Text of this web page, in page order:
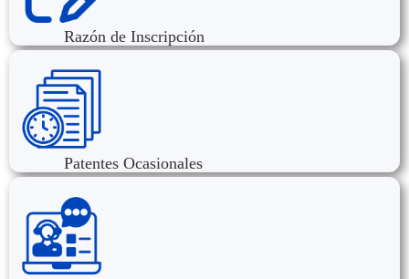
Razón de Inscripción
Patentes Ocasionales